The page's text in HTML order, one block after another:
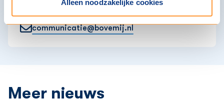
Alleen noodzakelijke cookies
+31610833745
communicatie@bovemij.nl
Meer nieuws